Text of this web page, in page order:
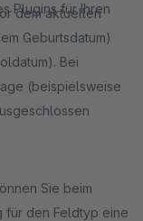
Sie beim
den Feldtyp eine